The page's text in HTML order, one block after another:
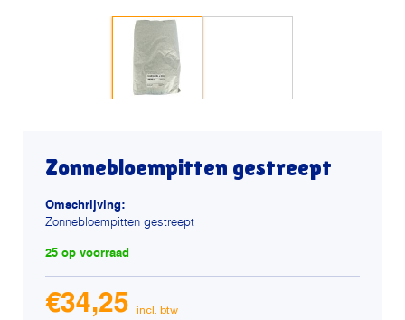
Zonnebloempitten gestreept
Omschrijving:
Zonnebloempitten gestreept
25 op voorraad
€34,25